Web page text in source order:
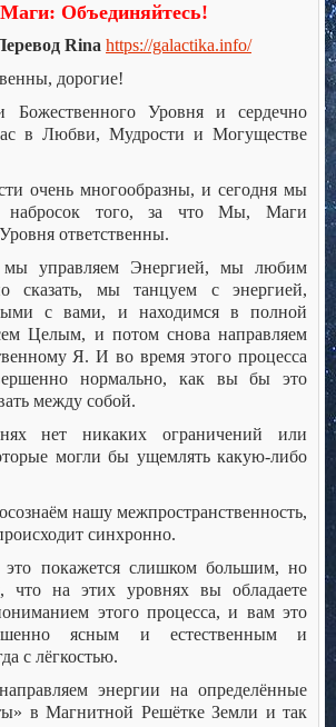
Объединяйтесь!
Rina https://galactika.info/
дорогие!
Уровня и сердечно
в Любви, Мудрости и Могуществе
очень многообразны, и сегодня мы
набросок того, за что Мы, Маги
ответственны.
мы управляем Энергией, мы любим
сказать, мы танцуем с энергией,
с вами, и находимся в полной
Целым, и потом снова направляем
Я. И во время этого процесса
нормально, как вы бы это
между собой.
нет никаких ограничений или
могли бы ущемлять какую-либо
нашу межпространственность,
синхронно.
покажется слишком большим, но
что на этих уровнях вы обладаете
этого процесса, и вам это
ясным и естественным и
с лёгкостью.
энергии на определённые
в Магнитной Решётке Земли и так